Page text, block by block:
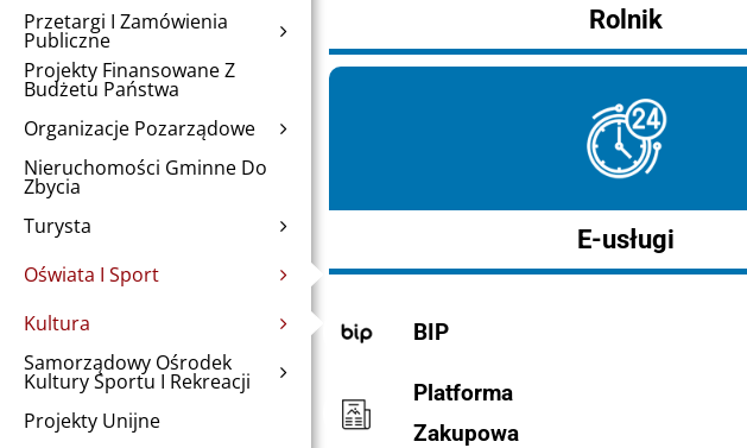
Przetargi I Zamówienia
Publiczne
Projekty Finansowane Z
Budżetu Państwa
Organizacje Pozarządowe
Nieruchomości Gminne Do
Zbycia
Turysta
Oświata I Sport
Kultura
Samorządowy Ośrodek
Kultury Sportu I Rekreacji
Projekty Unijne
Rolnik
E-usługi
BIP
Platforma
Zakupowa